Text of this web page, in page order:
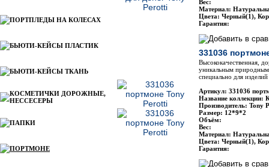
ПОРТПЛЕДЫ НА КОЛЕСАХ
БЬЮТИ-КЕЙСЫ ПЛАСТИК
БЬЮТИ-КЕЙСЫ ТКАНЬ
КОСМЕТИЧКИ ДОРОЖНЫЕ,
НЕССЕСЕРЫ
ПАПКИ
ПОРТМОНЕ
Вес:
Материал:
Цвета: Черный(1),
Гарантия:
331036
Высококачественная,
уникальным
специально для
Артикул: 331036
Название коллекции:
Производитель: Tony
Размер: 12*9*2
Объём:
Вес:
Материал:
Цвета: Черный(1),
Гарантия: